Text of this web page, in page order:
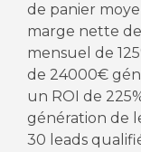
de panier
marge nette
mensuel de
de 24000€
un ROI de
génération de
30 leads